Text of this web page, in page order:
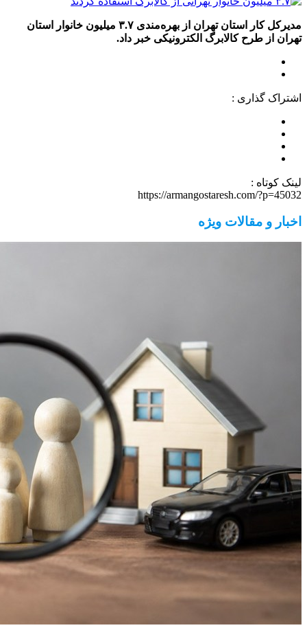
مدیرکل کار استان تهران از بهره‌مندی ۳.۷ میلیون خانوار استان
تهران از طرح کالابرگ الکترونیکی خبر داد.
اشتراک گذاری :
لینک کوتاه :
https://armangostaresh.com/?p=45032
اخبار و مقالات ویژه